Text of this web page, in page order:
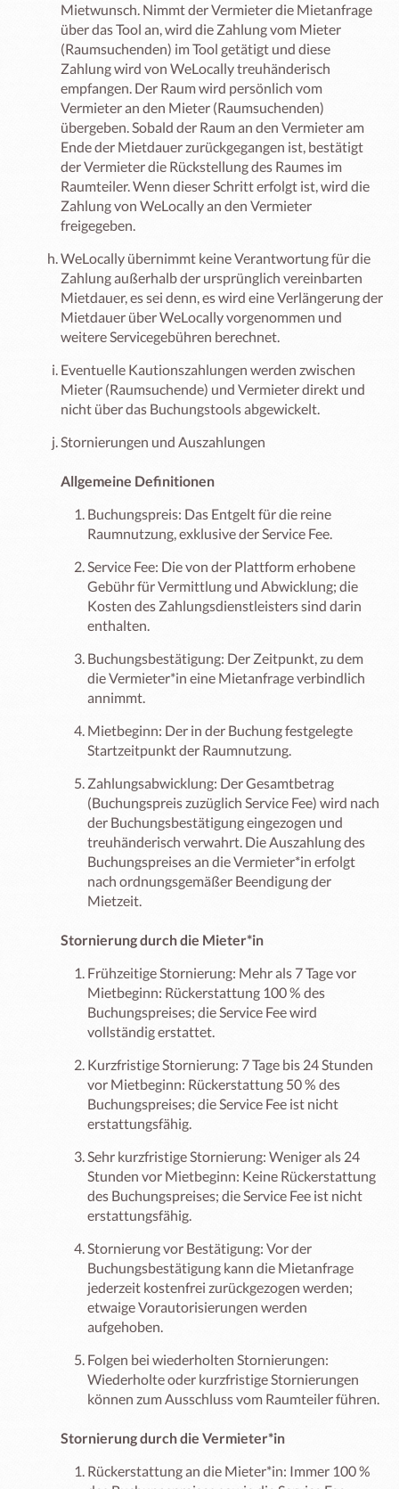
Mietwunsch. Nimmt der Vermieter die Mietanfrage
über das Tool an, wird die Zahlung vom Mieter
(Raumsuchenden) im Tool getätigt und diese
Zahlung wird von WeLocally treuhänderisch
empfangen. Der Raum wird persönlich vom
Vermieter an den Mieter (Raumsuchenden)
übergeben. Sobald der Raum an den Vermieter am
Ende der Mietdauer zurückgegangen ist, bestätigt
der Vermieter die Rückstellung des Raumes im
Raumteiler. Wenn dieser Schritt erfolgt ist, wird die
Zahlung von WeLocally an den Vermieter
freigegeben.
WeLocally übernimmt keine Verantwortung für die
Zahlung außerhalb der ursprünglich vereinbarten
Mietdauer, es sei denn, es wird eine Verlängerung der
Mietdauer über WeLocally vorgenommen und
weitere Servicegebühren berechnet.
Eventuelle Kautionszahlungen werden zwischen
Mieter (Raumsuchende) und Vermieter direkt und
nicht über das Buchungstools abgewickelt.
Stornierungen und Auszahlungen
Allgemeine Definitionen
Buchungspreis: Das Entgelt für die reine
Raumnutzung, exklusive der Service Fee.
Service Fee: Die von der Plattform erhobene
Gebühr für Vermittlung und Abwicklung; die
Kosten des Zahlungsdienstleisters sind darin
enthalten.
Buchungsbestätigung: Der Zeitpunkt, zu dem
die Vermieter*in eine Mietanfrage verbindlich
annimmt.
Mietbeginn: Der in der Buchung festgelegte
Startzeitpunkt der Raumnutzung.
Zahlungsabwicklung: Der Gesamtbetrag
(Buchungspreis zuzüglich Service Fee) wird nach
der Buchungsbestätigung eingezogen und
treuhänderisch verwahrt. Die Auszahlung des
Buchungspreises an die Vermieter*in erfolgt
nach ordnungsgemäßer Beendigung der
Mietzeit.
Stornierung durch die Mieter*in
Frühzeitige Stornierung: Mehr als 7 Tage vor
Mietbeginn: Rückerstattung 100 % des
Buchungspreises; die Service Fee wird
vollständig erstattet.
Kurzfristige Stornierung: 7 Tage bis 24 Stunden
vor Mietbeginn: Rückerstattung 50 % des
Buchungspreises; die Service Fee ist nicht
erstattungsfähig.
Sehr kurzfristige Stornierung: Weniger als 24
Stunden vor Mietbeginn: Keine Rückerstattung
des Buchungspreises; die Service Fee ist nicht
erstattungsfähig.
Stornierung vor Bestätigung: Vor der
Buchungsbestätigung kann die Mietanfrage
jederzeit kostenfrei zurückgezogen werden;
etwaige Vorautorisierungen werden
aufgehoben.
Folgen bei wiederholten Stornierungen:
Wiederholte oder kurzfristige Stornierungen
können zum Ausschluss vom Raumteiler führen.
Stornierung durch die Vermieter*in
Rückerstattung an die Mieter*in: Immer 100 %